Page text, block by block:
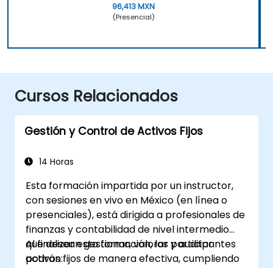
96,413 MXN
(Presencial)
Cursos Relacionados
Gestión y Control de Activos Fijos
14 Horas
Esta formación impartida por un instructor,
con sesiones en vivo en México (en línea o
presenciales), está dirigida a profesionales de
finanzas y contabilidad de nivel intermedio
que desean gestionar, valorar y auditar
activos fijos de manera efectiva, cumpliendo
Al finalizar esta formación, los participantes
podrán: